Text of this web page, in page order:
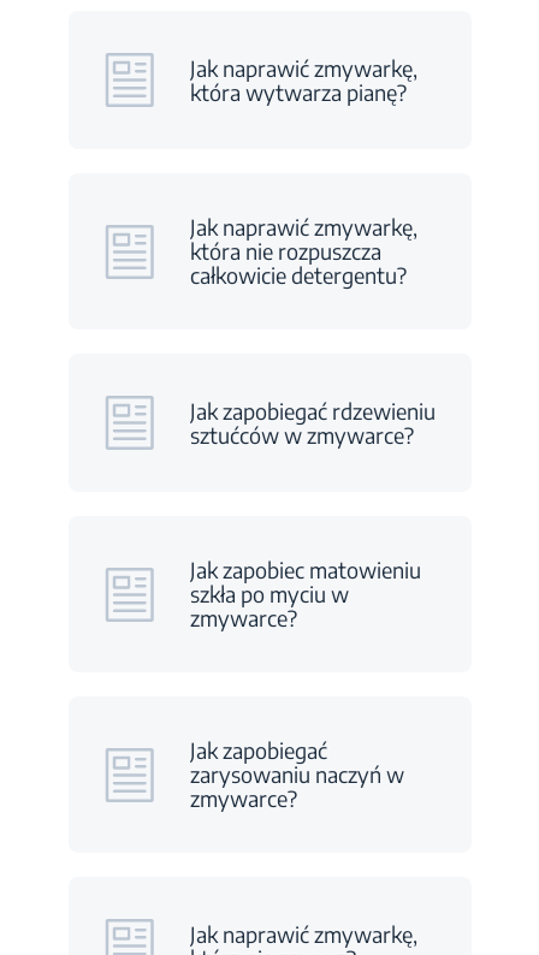
Jak naprawić zmywarkę,
która wytwarza pianę?
Jak naprawić zmywarkę,
która nie rozpuszcza
całkowicie detergentu?
Jak zapobiegać rdzewieniu
sztućców w zmywarce?
Jak zapobiec matowieniu
szkła po myciu w
zmywarce?
Jak zapobiegać
zarysowaniu naczyń w
zmywarce?
Jak naprawić zmywarkę,